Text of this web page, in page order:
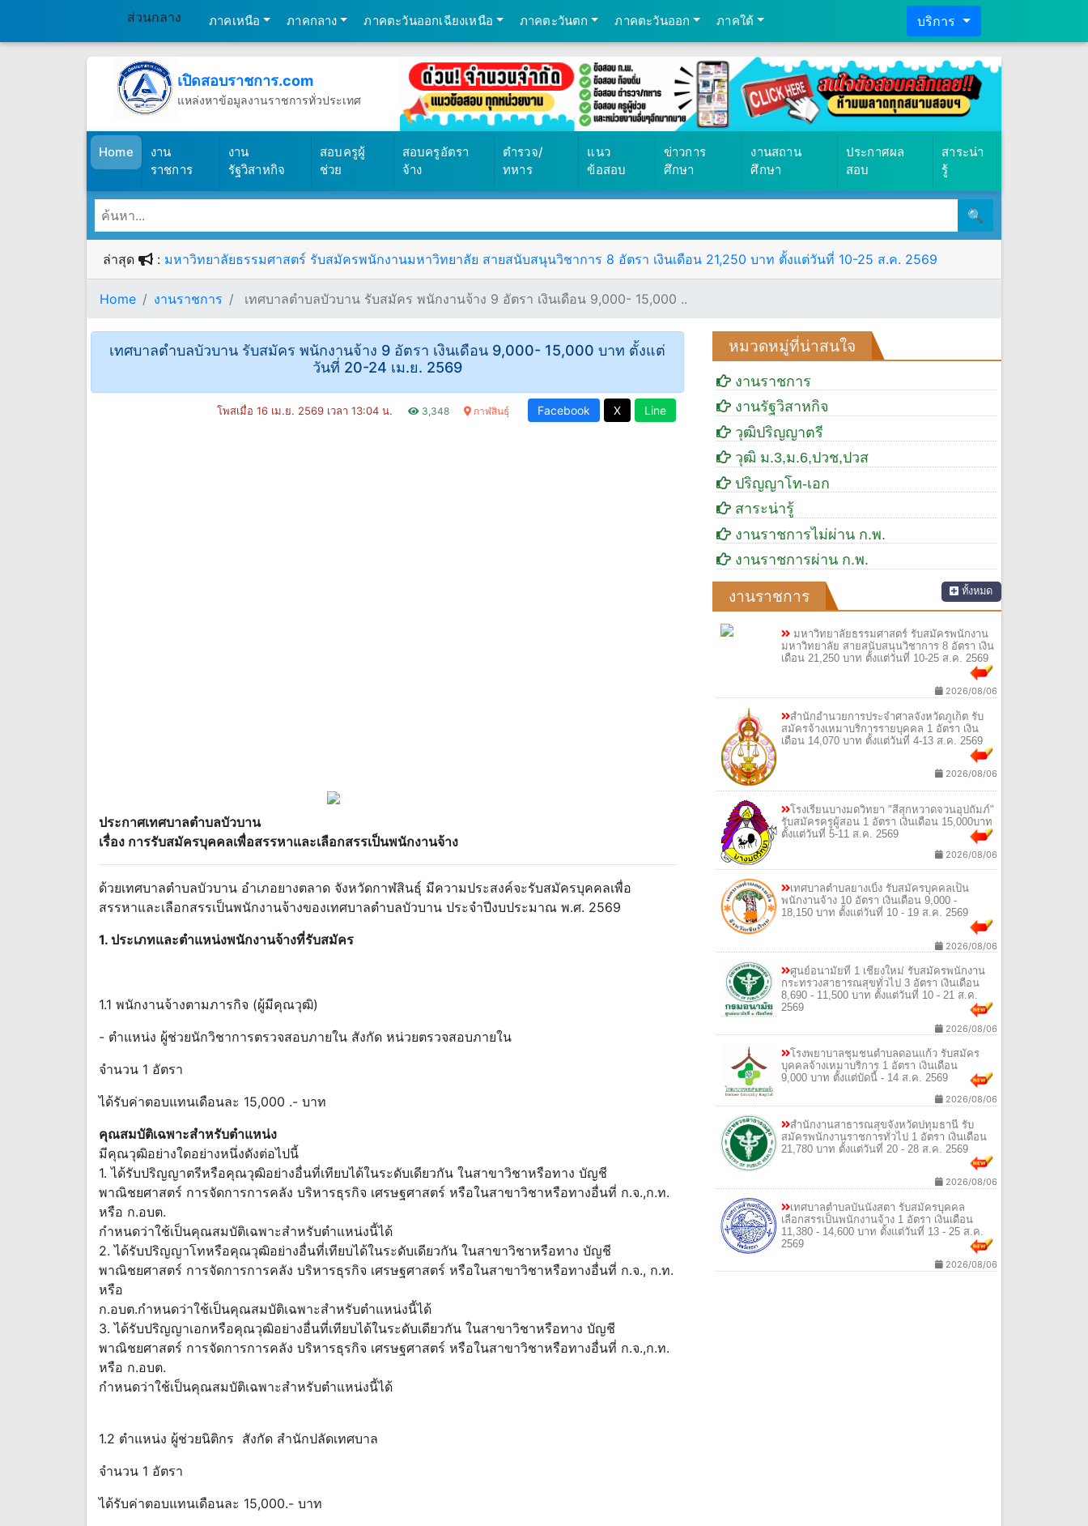
ส่วนกลาง ภาคเหนือ ภาคกลาง ภาคตะวันออกเฉียงเหนือ ภาคตะวันตก ภาคตะวันออก ภาคใต้ บริการ
เปิดสอบราชการ.com
แหล่งหาข้อมูลงานราชการทั่วประเทศ
Home(เปิดสอบราชการ)
งาน
ราชการ
งาน
รัฐวิสาหกิจ
สอบครูผู้
ช่วย
สอบครูอัตรา
จ้าง
ตำรวจ/
ทหาร
แนว
ข้อสอบ
ข่าวการ
ศึกษา
งานสถาน
ศึกษา
ประกาศผล
สอบ
สาระน่า
รู้
🔍
ล่าสุด : มหาวิทยาลัยธรรมศาสตร์ รับสมัครพนักงานมหาวิทยาลัย สายสนับสนุนวิชาการ 8 อัตรา เงินเดือน 21,250 บาท ตั้งแต่วันที่ 10-25 ส.ค. 2569
Home งานราชการ เทศบาลตำบลบัวบาน รับสมัคร พนักงานจ้าง 9 อัตรา เงินเดือน 9,000- 15,000 ..
เทศบาลตำบลบัวบาน รับสมัคร พนักงานจ้าง 9 อัตรา เงินเดือน 9,000- 15,000 บาท ตั้งแต่
วันที่ 20-24 เม.ย. 2569
โพสเมื่อ 16 เม.ย. 2569 เวลา 13:04 น. 3,348 กาฬสินธุ์ Facebook X Line
ประกาศเทศบาลตำบลบัวบาน
เรื่อง การรับสมัครบุคคลเพื่อสรรหาและเลือกสรรเป็นพนักงานจ้าง
ด้วยเทศบาลตำบลบัวบาน อำเภอยางตลาด จังหวัดกาฬสินธุ์ มีความประสงค์จะรับสมัครบุคคลเพื่อ
สรรหาและเลือกสรรเป็นพนักงานจ้างของเทศบาลตำบลบัวบาน ประจำปีงบประมาณ พ.ศ. 2569
1. ประเภทและตำแหน่งพนักงานจ้างที่รับสมัคร
1.1 พนักงานจ้างตามภารกิจ (ผู้มีคุณวุฒิ)
- ตำแหน่ง ผู้ช่วยนักวิชาการตรวจสอบภายใน สังกัด หน่วยตรวจสอบภายใน
จำนวน 1 อัตรา
ได้รับค่าตอบแทนเดือนละ 15,000 .- บาท
คุณสมบัติเฉพาะสำหรับตำแหน่ง
มีคุณวุฒิอย่างใดอย่างหนึ่งดังต่อไปนี้
1. ได้รับปริญญาตรีหรือคุณวุฒิอย่างอื่นที่เทียบได้ในระดับเดียวกัน ในสาขาวิชาหรือทาง บัญชี
พาณิชยศาสตร์ การจัดการการคลัง บริหารธุรกิจ เศรษฐศาสตร์ หรือในสาขาวิชาหรือทางอื่นที่ ก.จ.,ก.ท.
หรือ ก.อบต.
กำหนดว่าใช้เป็นคุณสมบัติเฉพาะสำหรับตำแหน่งนี้ได้
2. ได้รับปริญญาโทหรือคุณวุฒิอย่างอื่นที่เทียบได้ในระดับเดียวกัน ในสาขาวิชาหรือทาง บัญชี
พาณิชยศาสตร์ การจัดการการคลัง บริหารธุรกิจ เศรษฐศาสตร์ หรือในสาขาวิชาหรือทางอื่นที่ ก.จ., ก.ท.
หรือ
ก.อบต.กำหนดว่าใช้เป็นคุณสมบัติเฉพาะสำหรับตำแหน่งนี้ได้
3. ได้รับปริญญาเอกหรือคุณวุฒิอย่างอื่นที่เทียบได้ในระดับเดียวกัน ในสาขาวิชาหรือทาง บัญชี
พาณิชยศาสตร์ การจัดการการคลัง บริหารธุรกิจ เศรษฐศาสตร์ หรือในสาขาวิชาหรือทางอื่นที่ ก.จ.,ก.ท.
หรือ ก.อบต.
กำหนดว่าใช้เป็นคุณสมบัติเฉพาะสำหรับตำแหน่งนี้ได้
1.2 ตำแหน่ง ผู้ช่วยนิติกร สังกัด สำนักปลัดเทศบาล
จำนวน 1 อัตรา
ได้รับค่าตอบแทนเดือนละ 15,000.- บาท
หมวดหมู่ที่น่าสนใจ
งานราชการ
งานรัฐวิสาหกิจ
วุฒิปริญญาตรี
วุฒิ ม.3,ม.6,ปวช,ปวส
ปริญญาโท-เอก
สาระน่ารู้
งานราชการไม่ผ่าน ก.พ.
งานราชการผ่าน ก.พ.
งานราชการ ทั้งหมด
มหาวิทยาลัยธรรมศาสตร์ รับสมัครพนักงาน
มหาวิทยาลัย สายสนับสนุนวิชาการ 8 อัตรา เงิน
เดือน 21,250 บาท ตั้งแต่วันที่ 10-25 ส.ค. 2569
2026/08/06
สำนักอำนวยการประจำศาลจังหวัดภูเก็ต รับ
สมัครจ้างเหมาบริการรายบุคคล 1 อัตรา เงิน
เดือน 14,070 บาท ตั้งแต่วันที่ 4-13 ส.ค. 2569
2026/08/06
โรงเรียนบางมดวิทยา "สีสุกหวาดจวนอุปถัมภ์"
รับสมัครครูผู้สอน 1 อัตรา เงินเดือน 15,000บาท
ตั้งแต่วันที่ 5-11 ส.ค. 2569
2026/08/06
เทศบาลตำบลยางเบิ้ง รับสมัครบุคคลเป็น
พนักงานจ้าง 10 อัตรา เงินเดือน 9,000 -
18,150 บาท ตั้งแต่วันที่ 10 - 19 ส.ค. 2569
2026/08/06
ศูนย์อนามัยที่ 1 เชียงใหม่ รับสมัครพนักงาน
กระทรวงสาธารณสุขทั่วไป 3 อัตรา เงินเดือน
8,690 - 11,500 บาท ตั้งแต่วันที่ 10 - 21 ส.ค.
2569
2026/08/06
โรงพยาบาลชุมชนตำบลดอนแก้ว รับสมัคร
บุคคลจ้างเหมาบริการ 1 อัตรา เงินเดือน
9,000 บาท ตั้งแต่บัดนี้ - 14 ส.ค. 2569
2026/08/06
สํานักงานสาธารณสุขจังหวัดปทุมธานี รับ
สมัครพนักงานราชการทั่วไป 1 อัตรา เงินเดือน
21,780 บาท ตั้งแต่วันที่ 20 - 28 ส.ค. 2569
2026/08/06
เทศบาลตําบลบันนังสตา รับสมัครบุคคล
เลือกสรรเป็นพนักงานจ้าง 1 อัตรา เงินเดือน
11,380 - 14,600 บาท ตั้งแต่วันที่ 13 - 25 ส.ค.
2569
2026/08/06